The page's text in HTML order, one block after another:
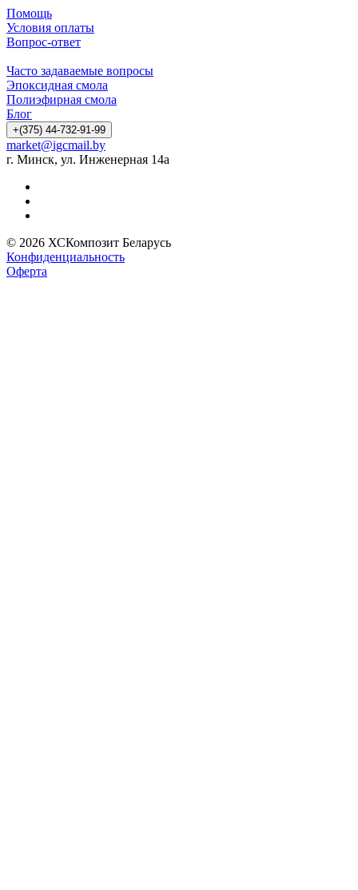
Помощь
Условия оплаты
Вопрос-ответ
Часто задаваемые вопросы
Эпоксидная смола
Полиэфирная смола
Блог
+(375) 44-732-91-99
market@igcmail.by
г. Минск, ул. Инженерная 14а
© 2026 ХСКомпозит Беларусь
Конфиденциальность
Оферта